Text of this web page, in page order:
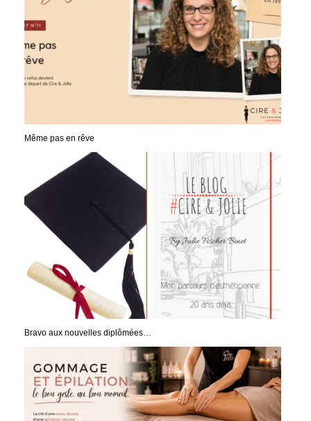
Même pas en rêve
Bravo aux nouvelles diplômées…